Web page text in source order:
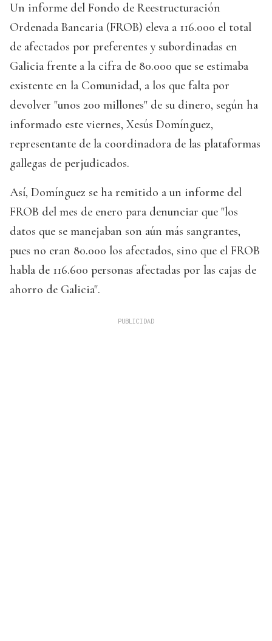
Un informe del Fondo de Reestructuración
Ordenada Bancaria (FROB) eleva a 116.000 el total
de afectados por preferentes y subordinadas en
Galicia frente a la cifra de 80.000 que se estimaba
existente en la Comunidad, a los que falta por
devolver "unos 200 millones" de su dinero, según ha
informado este viernes, Xesús Domínguez,
representante de la coordinadora de las plataformas
gallegas de perjudicados.
Así, Domínguez se ha remitido a un informe del
FROB del mes de enero para denunciar que "los
datos que se manejaban son aún más sangrantes,
pues no eran 80.000 los afectados, sino que el FROB
habla de 116.600 personas afectadas por las cajas de
ahorro de Galicia".